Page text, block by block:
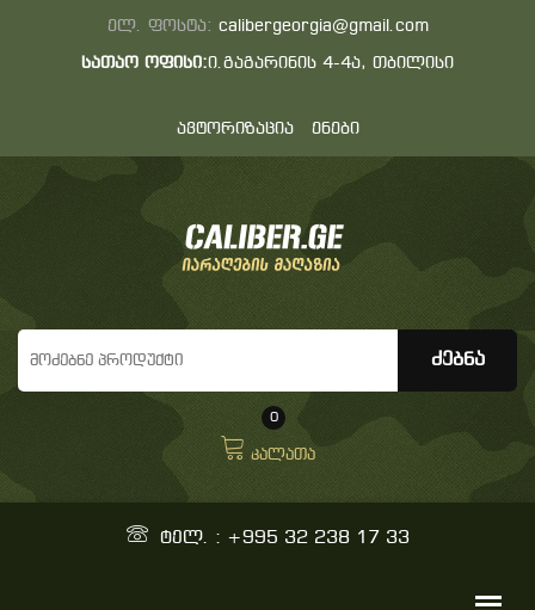
ელ. ფოსტა: calibergeorgia@gmail.com
სათაო ოფისი:ი.გაგარინის 4-4ა, თბილისი
ავტორიზაცია ენები
0
კალათა
ტელ. : +995 32 238 17 33